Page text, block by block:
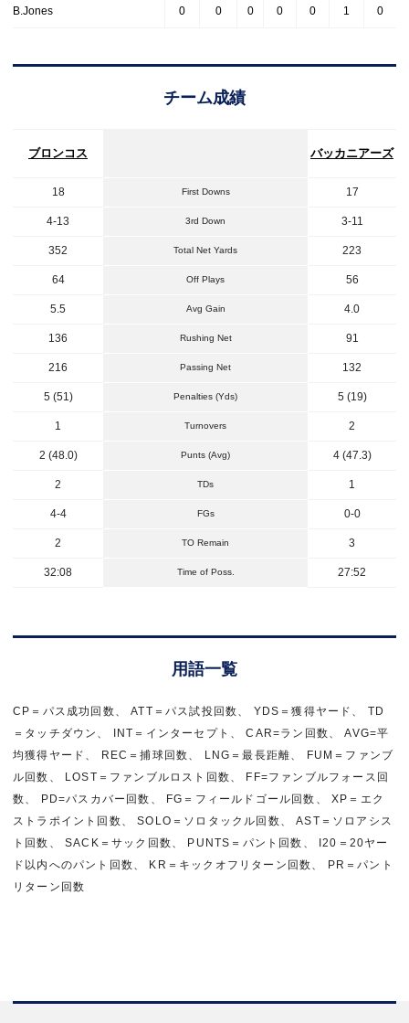
B.Jones 0 0 0 0 0 1 0
チーム成績
ブロンコス バッカニアーズ
18 First Downs 17
4-13 3rd Down 3-11
352 Total Net Yards 223
64 Off Plays 56
5.5 Avg Gain 4.0
136 Rushing Net 91
216 Passing Net 132
5 (51) Penalties (Yds) 5 (19)
1 Turnovers 2
2 (48.0) Punts (Avg) 4 (47.3)
2 TDs 1
4-4 FGs 0-0
2 TO Remain 3
32:08 Time of Poss. 27:52
用語一覧
CP＝パス成功回数、 ATT＝パス試投回数、 YDS＝獲得ヤード、 TD
＝タッチダウン、 INT＝インターセプト、 CAR=ラン回数、 AVG=平
均獲得ヤード、 REC＝捕球回数、 LNG＝最長距離、 FUM＝ファンブ
ル回数、 LOST＝ファンブルロスト回数、 FF=ファンブルフォース回
数、 PD=パスカバー回数、 FG＝フィールドゴール回数、 XP＝エク
ストラポイント回数、 SOLO＝ソロタックル回数、 AST＝ソロアシス
ト回数、 SACK＝サック回数、 PUNTS＝パント回数、 I20＝20ヤー
ド以内へのパント回数、 KR＝キックオフリターン回数、 PR＝パント
リターン回数